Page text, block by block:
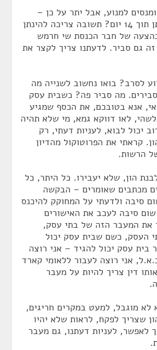
למנוע, אבל יתר על כן –
למה תשובה צריכה להינתן תוך 14 יום? תשובה צריכה להינתן
של חבר הכנסת שי חרמש
גם סביר. לדעתנו צריך לקצר את
לסרב? בואו נחשוב לשנייה מה
מה סביר פה? כשבית עסק
אנא בטובכם, את הכסף שמגיע
לאו דווקא גמא, מי שלא תהיה
יכול לבוא, לעניות דעתי, רק
קראתי את הפרוטוקול מהדיון
הרשות.
הון, שלא יעבירו. כל היתר, כל
מכתבים שאומרים – הבקשה
סיבה ולדעתי על המחוקק להיכנס
שום סיבה לעכב את האישורים
את המעבר הזה של בתי עסק,
העסק, כשם שבית עסק יכול
בית עסק יכול להגיד – אני רוצה
אני רוצה לעבור ללאומי קארד
דין צריך להיות על מעבר
לא מוגבל, למעט במקרים חריגים,
שצריך לפקח, לראות שלא יהיו
לאפשר, לעניות דעתנו, גם מעבר